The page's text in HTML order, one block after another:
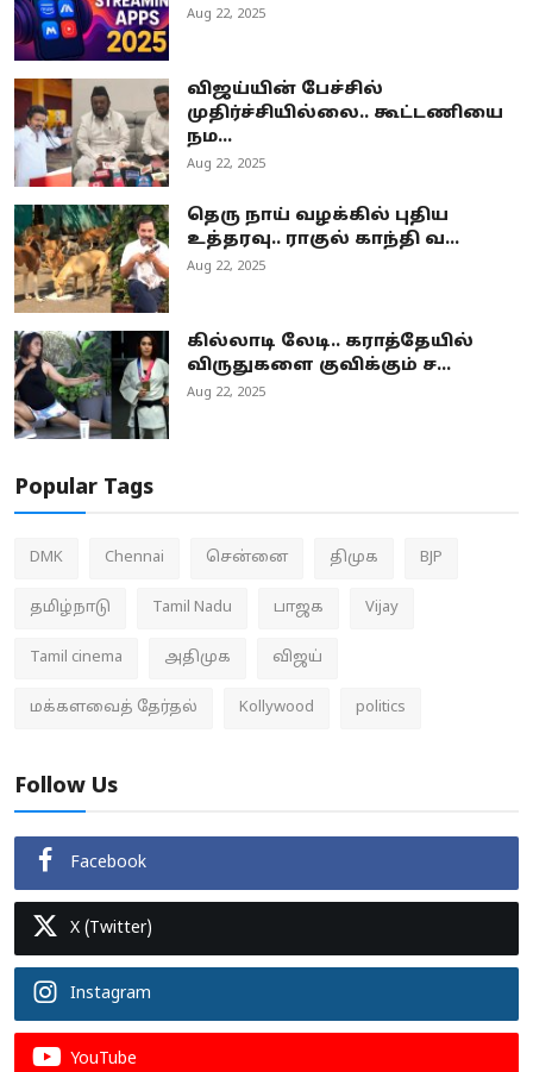
Aug 22, 2025
விஜய்யின் பேச்சில்
முதிர்ச்சியில்லை.. கூட்டணியை
நம...
Aug 22, 2025
தெரு நாய் வழக்கில் புதிய
உத்தரவு.. ராகுல் காந்தி வ...
Aug 22, 2025
கில்லாடி லேடி.. கராத்தேயில்
விருதுகளை குவிக்கும் ச...
Aug 22, 2025
Popular Tags
DMK Chennai சென்னை திமுக BJP
தமிழ்நாடு Tamil Nadu பாஜக Vijay
Tamil cinema அதிமுக விஜய்
மக்களவைத் தேர்தல் Kollywood politics
Follow Us
Facebook
X (Twitter)
Instagram
YouTube